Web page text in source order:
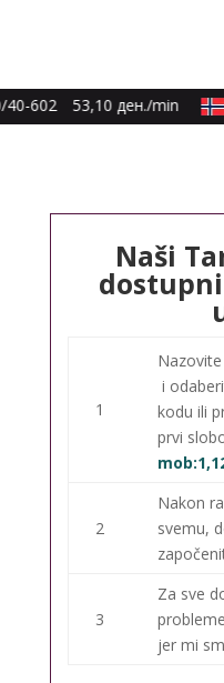
602 53,10 ден./min
Naši
1
i
kodu ili
prvi
2
Nakon
svemu,
3
Za sve
jer mi